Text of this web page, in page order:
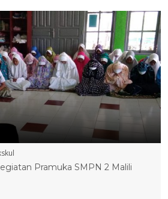
Pramuka SMPN 2 Malili